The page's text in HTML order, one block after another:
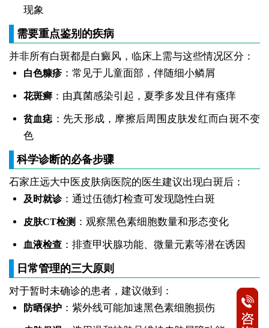
现象
需要重点鉴别的疾病
并非所有白斑都是白癜风，临床上需与这些情况区分：
白色糠疹：常见于儿童面部，伴随细小鳞屑
花斑癣：由真菌感染引起，夏季多发且伴有瘙痒
贫血痣：先天形成，摩擦后周围皮肤发红而白斑不变
色
科学诊断的必备步骤
石家庄远大中医皮肤病医院的医生建议出现白斑后：
及时就诊：通过伍德灯检查可发现隐性白斑
皮肤CT检测 ：观察黑色素细胞数量和形态变化
血液检查：排查甲状腺功能、微量元素等潜在诱因
日常管理的三大原则
对于暂时未确诊的患者，建议做到：
防晒保护：紫外线可能加速黑色素细胞损伤